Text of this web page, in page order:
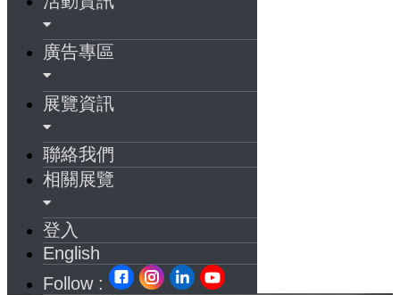
廣告專區
展覽資訊
聯絡我們
相關展覽
登入
English
Follow :